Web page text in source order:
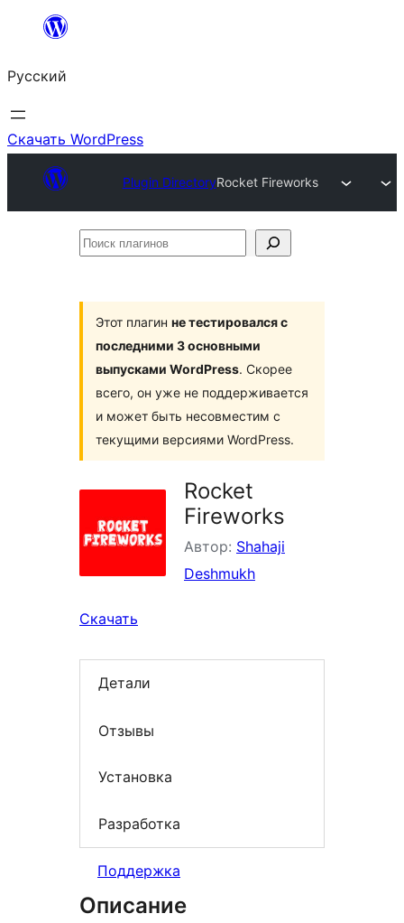
Перейти
содержимому
Русский
Скачать WordPress
Plugin DirectoryRocket Fireworks
Поиск
Этот плагин не тестировался с
последними 3 основными
выпусками WordPress. Скорее
всего, он уже не поддерживается
и может быть несовместим с
текущими версиями WordPress.
Rocket
Fireworks
Автор: Shahaji
Deshmukh
Скачать
Детали
Отзывы
Установка
Разработка
Поддержка
Описание